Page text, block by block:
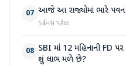
07 આજે આ રાજ્યોમાં ભારે પવન
5 દિવસ પહેલા
08 SBI માં 12 મહિનાની FD
શું લાભ મળે છે?